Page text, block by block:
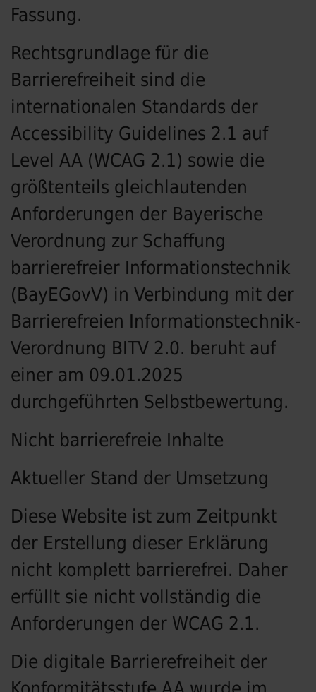
Fassung.
Rechtsgrundlage für die
Barrierefreiheit sind die
internationalen Standards der
Accessibility Guidelines 2.1 auf
Level AA (WCAG 2.1) sowie die
größtenteils gleichlautenden
Anforderungen der Bayerische
Verordnung zur Schaffung
barrierefreier Informationstechnik
(BayEGovV) in Verbindung mit der
Barrierefreien Informationstechnik-
Verordnung BITV 2.0. beruht auf
einer am 09.01.2025
durchgeführten Selbstbewertung.
Nicht barrierefreie Inhalte
Aktueller Stand der Umsetzung
Diese Website ist zum Zeitpunkt
der Erstellung dieser Erklärung
nicht komplett barrierefrei. Daher
erfüllt sie nicht vollständig die
Anforderungen der WCAG 2.1.
Die digitale Barrierefreiheit der